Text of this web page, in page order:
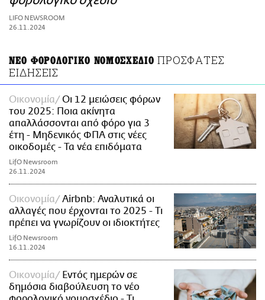
ΑΜΠΑ
PRINT
LIFO NEWSROOM
26.11.2024
ΝΕΟ ΦΟΡΟΛΟΓΙΚΟ ΝΟΜΟΣΧΕΔΙΟ ΠΡΟΣΦΑΤΕΣ
ΕΙΔΗΣΕΙΣ
Οικονομία
Οι 12 μειώσεις φόρων
του 2025: Ποια ακίνητα
απαλλάσσονται από φόρο για 3
έτη - Μηδενικός ΦΠΑ στις νέες
οικοδομές - Τα νέα επιδόματα
LifO Newsroom
26.11.2024
Οικονομία
Airbnb: Αναλυτικά οι
αλλαγές που έρχονται το 2025 - Τι
πρέπει να γνωρίζουν οι ιδιοκτήτες
LifO Newsroom
16.11.2024
Οικονομία
Εντός ημερών σε
δημόσια διαβούλευση το νέο